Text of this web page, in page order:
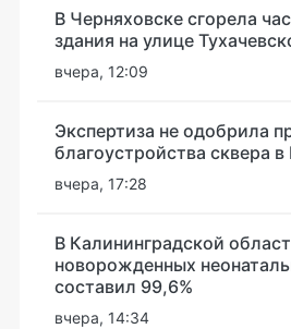
В Черняховске сгорела
здания на улице
вчера, 12:09
Экспертиза не одобрила
благоустройства сквера
вчера, 17:28
В Калининградской
новорожденных
составил 99,6%
вчера, 14:34